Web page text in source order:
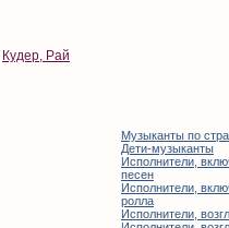
Кудер, Рай
Музыканты по
Дети-музыканты
Исполнители,
песен
Исполнители,
ролла
Исполнители,